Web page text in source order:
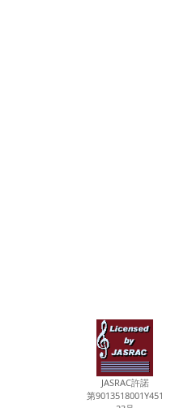
JASRAC許諾
第9013518001Y451